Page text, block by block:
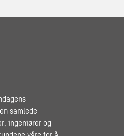
samlede
ingeniører og